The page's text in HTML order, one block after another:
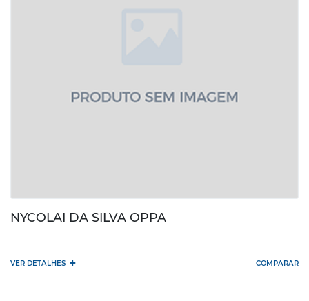
NYCOLAI DA SILVA OPPA
VER DETALHES + COMPARAR